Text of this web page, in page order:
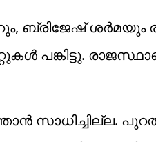
ശര്‍മയും രണ്ട്
പങ്കിട്ടു.
സാധിച്ചില്ല.